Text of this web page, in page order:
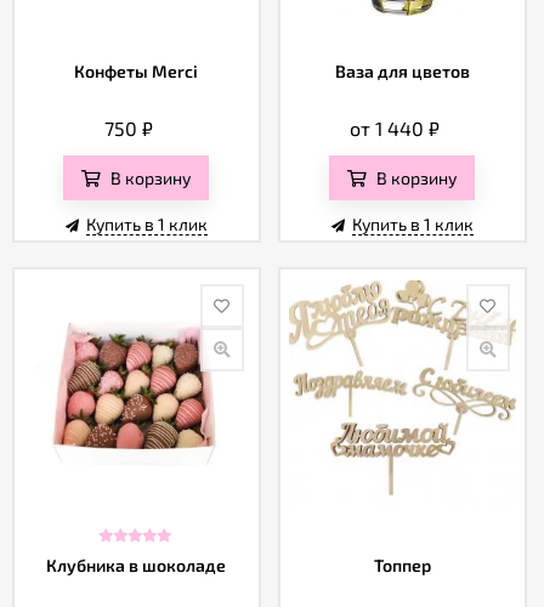
Конфеты Merci
750₽
В корзину
Купить в 1 клик
Ваза для цветов
от 1 440₽
В корзину
Купить в 1 клик
Клубника в шоколаде Топпер